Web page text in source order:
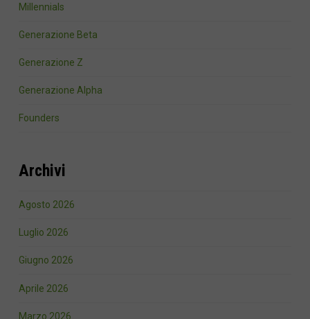
Millennials
Generazione Beta
Generazione Z
Generazione Alpha
Founders
Archivi
Agosto 2026
Luglio 2026
Giugno 2026
Aprile 2026
Marzo 2026